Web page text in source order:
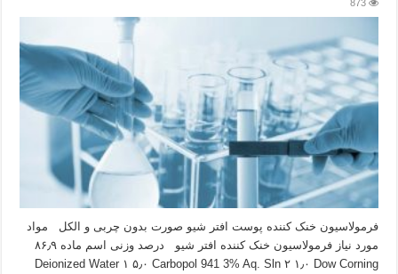
873
فرمولاسیون خنک کننده پوست افتر شیو صورت بدون چربی و الکل مواد
مورد نیاز فرمولاسیون خنک کننده افتر شیو درصد وزنی اسم ماده ۸۶٫۹
Deionized Water ۱ ۵٫۰ Carbopol 941 3% Aq. Sln ۲ ۱٫۰ Dow Corning